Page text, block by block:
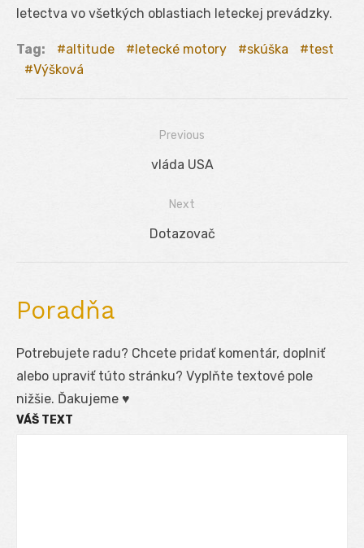
letectva vo všetkých oblastiach leteckej prevádzky.
Tag: altitude letecké motory skúška
test
Výšková
Previous
Previous
vláda USA
Next
Next
Dotazovač
Poradňa
Potrebujete radu? Chcete pridať komentár, doplniť
alebo upraviť túto stránku? Vyplňte textové pole
nižšie. Ďakujeme ♥
VÁŠ TEXT